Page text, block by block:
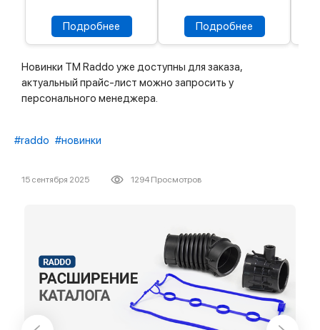
Подробнее Подробнее
Новинки ТМ Raddo уже доступны для заказа,
актуальный прайс-лист можно запросить у
персонального менеджера.
#raddo #новинки
15 сентября 2025 1294 Просмотров